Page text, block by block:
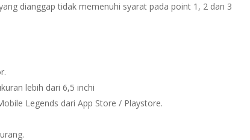
dianggap tidak memenuhi syarat pada point 1, 2 dan 3
lebih dari 6,5 inchi
Legends dari App Store / Playstore.